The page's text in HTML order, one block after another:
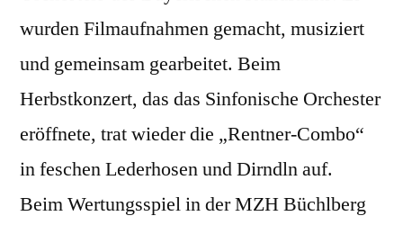
wurden Filmaufnahmen gemacht, musiziert
und gemeinsam gearbeitet. Beim
Herbstkonzert, das das Sinfonische Orchester
eröffnete, trat wieder die „Rentner-Combo“
in feschen Lederhosen und Dirndln auf.
Beim Wertungsspiel in der MZH Büchlberg